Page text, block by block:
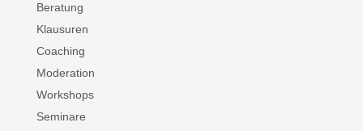
Beratung
Klausuren
Coaching
Moderation
Workshops
Seminare